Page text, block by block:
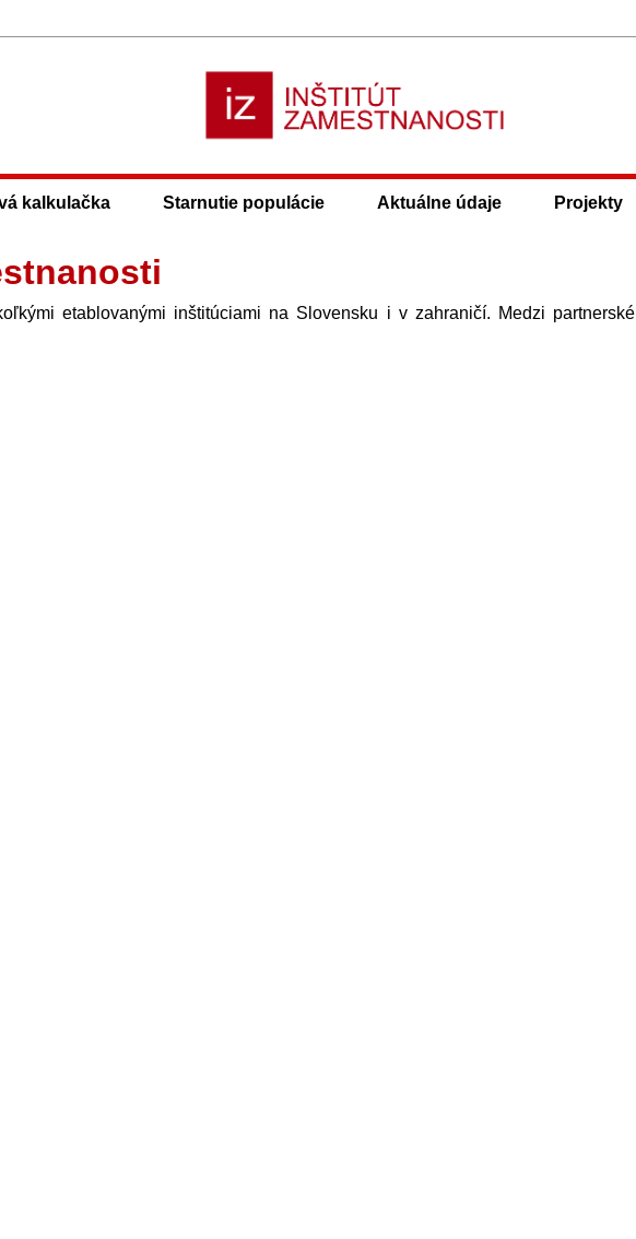
kalkulačka Starnutie populácie Aktuálne údaje Projekty
etablovanými inštitúciami na Slovensku i v zahraničí. Medzi partnerské